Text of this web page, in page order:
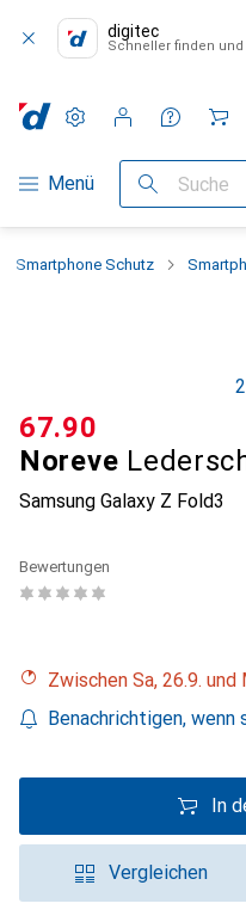
digitec
Schneller finden
Navigation nach Kategorien
Menü Suche
Einstellungen
Kundenkonto
Vergleichslisten
Merklisten
Warenkorb
Smartphone Schutz
Noreve
Samsung Galaxy Z Fold3
CHF
67.90
Bewertungen
Zwischen Sa, 26.9.
Benachrichtigen, wenn
In
Vergleichen